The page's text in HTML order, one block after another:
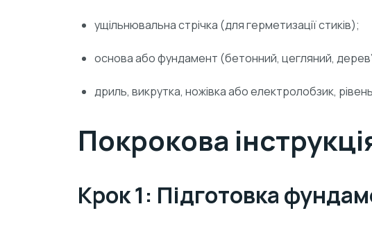
ущільнювальна стрічка (для герметизації стиків);
основа або фундамент (бетонний, цегляний,
дриль, викрутка, ножівка або електролобзик,
Покрокова
Крок 1: Підготовка